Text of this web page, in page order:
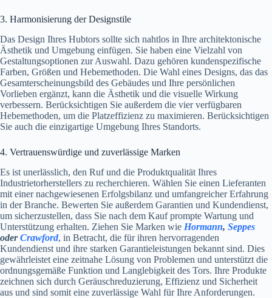
3. Harmonisierung der Designstile
Das Design Ihres Hubtors sollte sich nahtlos in Ihre architektonische
Ästhetik und Umgebung einfügen. Sie haben eine Vielzahl von
Gestaltungsoptionen zur Auswahl. Dazu gehören kundenspezifische
Farben, Größen und Hebemethoden. Die Wahl eines Designs, das das
Gesamterscheinungsbild des Gebäudes und Ihre persönlichen
Vorlieben ergänzt, kann die Ästhetik und die visuelle Wirkung
verbessern. Berücksichtigen Sie außerdem die vier verfügbaren
Hebemethoden, um die Platzeffizienz zu maximieren. Berücksichtigen
Sie auch die einzigartige Umgebung Ihres Standorts.
4. Vertrauenswürdige und zuverlässige Marken
Es ist unerlässlich, den Ruf und die Produktqualität Ihres
Industrietorherstellers zu recherchieren. Wählen Sie einen Lieferanten
mit einer nachgewiesenen Erfolgsbilanz und umfangreicher Erfahrung
in der Branche. Bewerten Sie außerdem Garantien und Kundendienst,
um sicherzustellen, dass Sie nach dem Kauf prompte Wartung und
Unterstützung erhalten. Ziehen Sie Marken wie Hormann, Seppes
oderCrawford, in Betracht, die für ihren hervorragenden
Kundendienst und ihre starken Garantieleistungen bekannt sind. Dies
gewährleistet eine zeitnahe Lösung von Problemen und unterstützt die
ordnungsgemäße Funktion und Langlebigkeit des Tors. Ihre Produkte
zeichnen sich durch Geräuschreduzierung, Effizienz und Sicherheit
aus und sind somit eine zuverlässige Wahl für Ihre Anforderungen.